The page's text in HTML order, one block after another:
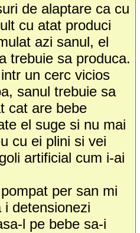
de alaptare ca cu
cu atat produci
azi sanul, el
trebuie sa produca.
un cerc vicios
sanul trebuie sa
cat are bebe
el suge si nu mai
cu ei plini si vei
artificial cum i-ai
per san mi
detensionezi
l pe bebe sa-i